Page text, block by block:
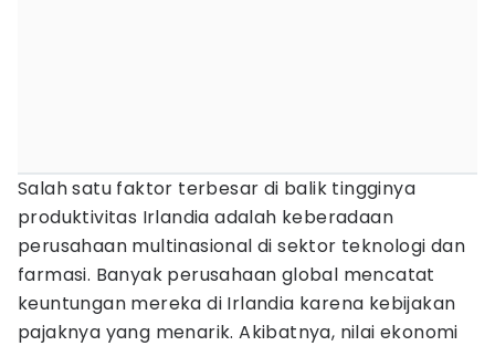
Salah satu faktor terbesar di balik tingginya
produktivitas Irlandia adalah keberadaan
perusahaan multinasional di sektor teknologi dan
farmasi. Banyak perusahaan global mencatat
keuntungan mereka di Irlandia karena kebijakan
pajaknya yang menarik. Akibatnya, nilai ekonomi